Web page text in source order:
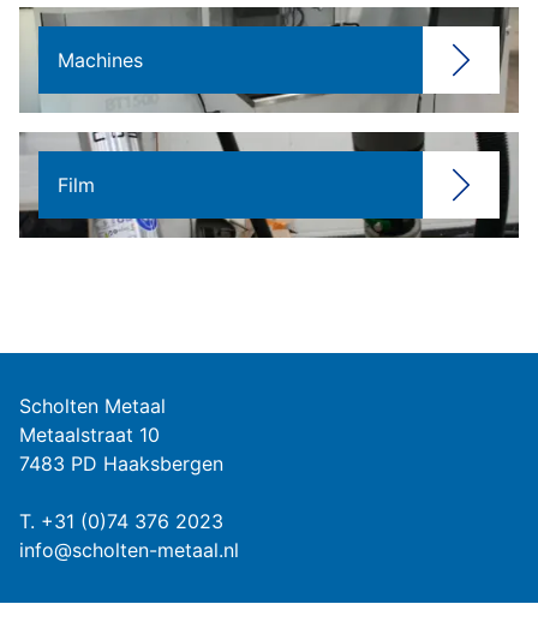
Machines
Film
Scholten Metaal
Metaalstraat 10
7483 PD Haaksbergen
T. +31 (0)74 376 2023
info@scholten-metaal.nl